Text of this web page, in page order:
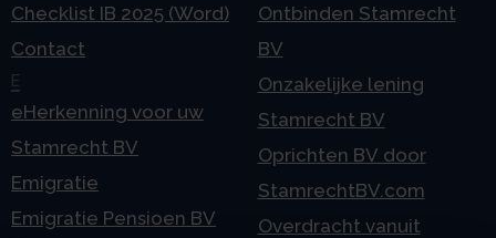
Checklist IB 2025 (Word)
Contact
E
eHerkenning voor uw
Stamrecht BV
Emigratie
Emigratie Pensioen BV
Ontbinden Stamrecht
BV
Onzakelijke lening
Stamrecht BV
Oprichten BV door
StamrechtBV.com
Overdracht vanuit